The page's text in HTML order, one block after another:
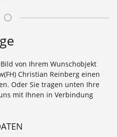
von Ihrem Wunschobjekt
Christian Reinberg einen
Oder Sie tragen unten Ihre
mit Ihnen in Verbindung